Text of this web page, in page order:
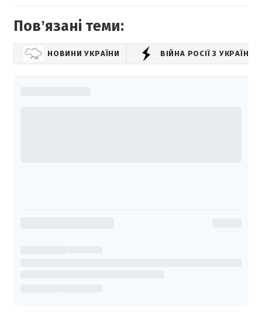
Повʼязані теми:
НОВИНИ УКРАЇНИ ВІЙНА РОСІЇ З